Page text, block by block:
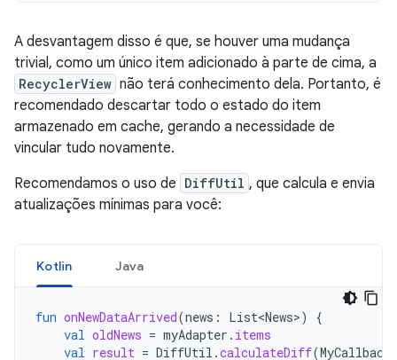
A desvantagem disso é que, se houver uma mudança
trivial, como um único item adicionado à parte de cima, a
RecyclerView não terá conhecimento dela. Portanto, é
recomendado descartar todo o estado do item
armazenado em cache, gerando a necessidade de
vincular tudo novamente.
Recomendamos o uso de DiffUtil , que calcula e envia
atualizações mínimas para você:
Kotlin Java
fun onNewDataArrived(news : List<News>)
{
val oldNews = myAdapter . items
val result = DiffUtil .calculateDiff(MyCallback